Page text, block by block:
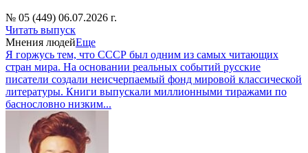
№ 05 (449) 06.07.2026 г.
Читать выпуск
Мнения людейЕще
Я горжусь тем, что СССР был одним из самых читающих
стран мира. На основании реальных событий русские
писатели создали неисчерпаемый фонд мировой классической
литературы. Книги выпускали миллионными тиражами по
баснословно низким...